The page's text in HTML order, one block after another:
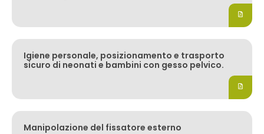
Igiene personale, posizionamento e trasporto
sicuro di neonati e bambini con gesso pelvico.
Manipolazione del fissatore esterno